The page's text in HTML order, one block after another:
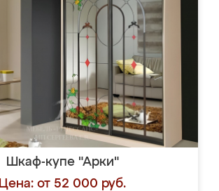
Шкаф-купе "Арки"
Цена: от 52 000 руб.